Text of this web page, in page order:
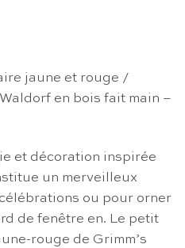
jaune et rouge /
en bois fait main –
et décoration inspirée
un merveilleux
ou pour orner
de fenêtre en. Le petit
rouge de Grimm’s